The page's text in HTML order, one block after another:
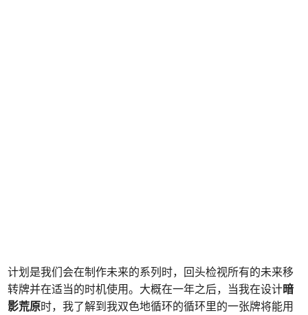
计划是我们会在制作未来的系列时，回头检视所有的未来移
转牌并在适当的时机使用。大概在一年之后，当我在设计暗
影荒原时，我了解到我双色地循环的循环里的一张牌将能用